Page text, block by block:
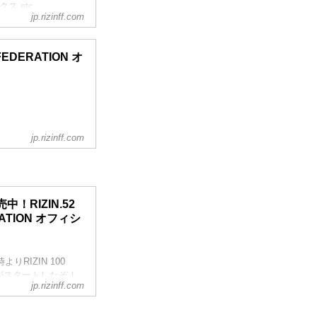
ス etc.
ィシャルサイト
フィシャルサイ
トが行き交う、
jp.rizinff.com
オ
jp.rizinff.com
中！RIZIN.52
オフィシ
よりRIZIN 100
タートしたぞ！
jp.rizinff.com